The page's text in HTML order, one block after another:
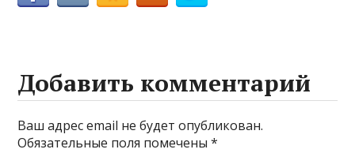
Добавить комментарий
Ваш адрес email не будет опубликован.
Обязательные поля помечены*